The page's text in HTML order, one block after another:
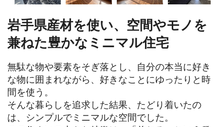
岩手県産材を使い、空間やモノを
兼ねた豊かなミニマル住宅
無駄な物や要素をそぎ落とし、自分の本当に好き
な物に囲まれながら、好きなことにゆったりと時
間を使う。
そんな暮らしを追求した結果、たどり着いたの
は、シンプルでミニマルな空間でした。